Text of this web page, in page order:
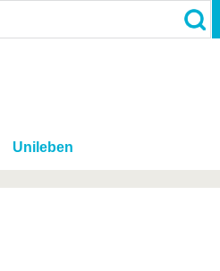
Unileben